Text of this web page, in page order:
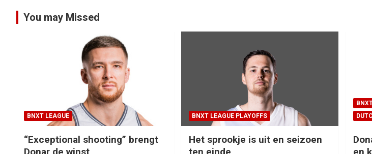
You may Missed
BNXT LEAGUE
“Exceptional shooting” brengt
Donar de winst
BNXT LEAGUE PLAYOFFS
Het sprookje is uit en seizoen
ten einde
en